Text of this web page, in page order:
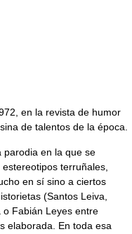
en la revista de humor
de talentos de la época.
parodia en la que se
terruñales,
en sí sino a ciertos
(Santos Leiva,
o Fabián Leyes entre
elaborada. En toda esa